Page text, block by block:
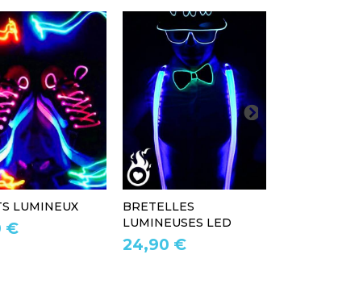
LUMINEUX
€
BRETELLES
LUMINEUSES LED
24,90 €